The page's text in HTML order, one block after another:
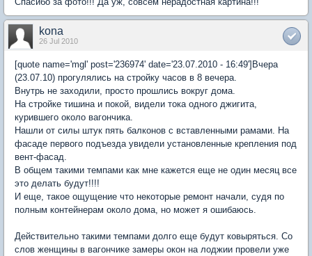
kona
26 Jul 2010
[quote name='mgl' post='236974' date='23.07.2010 - 16:49']Вчера
(23.07.10) прогулялись на стройку часов в 8 вечера.
Внутрь не заходили, просто прошлись вокруг дома.
На стройке тишина и покой, видели тока одного джигита,
курившего около вагончика.
Нашли от силы штук пять балконов с вставленными рамами. На
фасаде первого подъезда увидели установленные крепления под
вент-фасад.
В общем такими темпами как мне кажется еще не один месяц все
это делать будут!!!!
И еще, такое ощущение что некоторые ремонт начали, судя по
полным контейнерам около дома, но может я ошибаюсь.
Действительно такими темпами долго еще будут ковыряться. Со
слов женщины в вагончике замеры окон на лоджии провели уже